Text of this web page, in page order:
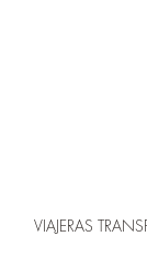
VIAJERAS